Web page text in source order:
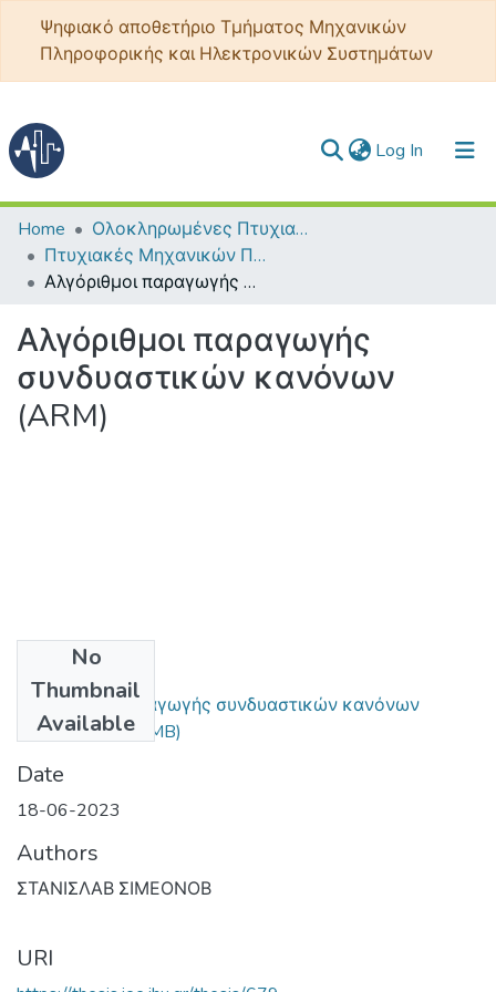
Ψηφιακό αποθετήριο Τμήματος Μηχανικών
Πληροφορικής και Ηλεκτρονικών Συστημάτων
Log In (current)
Communities & Collections
All of DSpace
Home
Ολοκληρωμένες Πτυχιακές - Διπλωματικές
Πτυχιακές Μηχανικών Πληροφορικής ΤΕ
Αλγόριθμοι παραγωγής συνδυαστικών κανόνων (ARM)
Αλγόριθμοι παραγωγής
συνδυαστικών κανόνων
(ARM)
No
Thumbnail
Available
Αλγόριθμοι παραγωγής συνδυαστικών κανόνων
(ARM).pdf(2.41 MB)
Date
18-06-2023
Authors
ΣΤΑΝΙΣΛΑΒ ΣΙΜΕΟΝΟΒ
URI